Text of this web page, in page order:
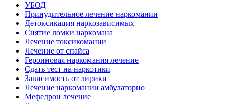
УБОД
Принудительное лечение наркомании
Детоксикация наркозависимых
Снятие ломки наркомана
Лечение токсикомании
Лечение от спайса
Героиновая наркомания лечение
Сдать тест на наркотики
Зависимость от лирики
Лечение наркомании амбулаторно
Мефедрон лечение